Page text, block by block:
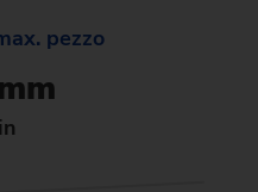
pezzo